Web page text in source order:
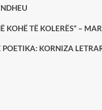
KOHË TË KOLERËS” –
POETIKA: KORNIZA